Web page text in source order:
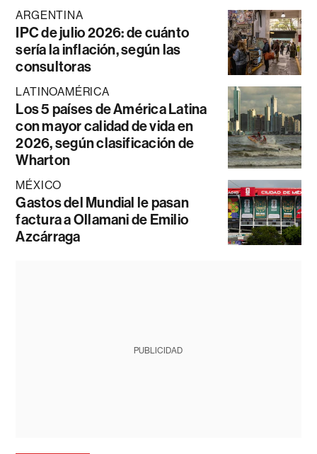
ARGENTINA
IPC de julio 2026: de cuánto
sería la inflación, según las
consultoras
LATINOAMÉRICA
Los 5 países de América Latina
con mayor calidad de vida en
2026, según clasificación de
Wharton
MÉXICO
Gastos del Mundial le pasan
factura a Ollamani de Emilio
Azcárraga
PUBLICIDAD